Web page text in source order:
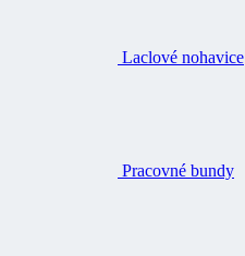
Laclové nohavice
Pracovné bundy